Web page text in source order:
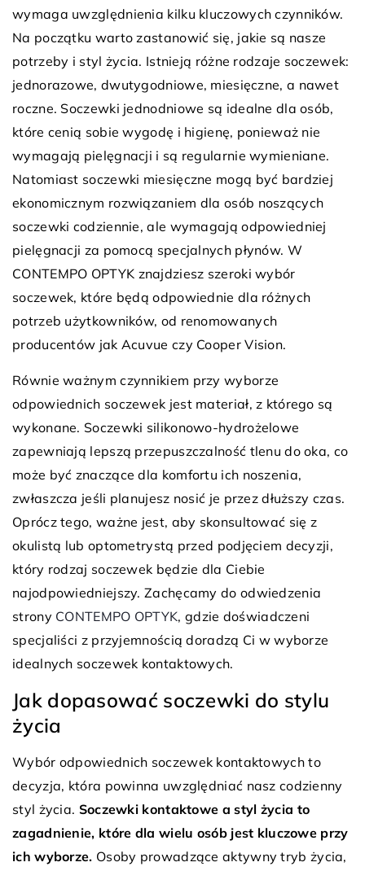
wymaga uwzględnienia kilku kluczowych czynników.
Na początku warto zastanowić się, jakie są nasze
potrzeby i styl życia. Istnieją różne rodzaje soczewek:
jednorazowe, dwutygodniowe, miesięczne, a nawet
roczne. Soczewki jednodniowe są idealne dla osób,
które cenią sobie wygodę i higienę, ponieważ nie
wymagają pielęgnacji i są regularnie wymieniane.
Natomiast soczewki miesięczne mogą być bardziej
ekonomicznym rozwiązaniem dla osób noszących
soczewki codziennie, ale wymagają odpowiedniej
pielęgnacji za pomocą specjalnych płynów. W
CONTEMPO OPTYK znajdziesz szeroki wybór
soczewek, które będą odpowiednie dla różnych
potrzeb użytkowników, od renomowanych
producentów jak Acuvue czy Cooper Vision.
Równie ważnym czynnikiem przy wyborze
odpowiednich soczewek jest materiał, z którego są
wykonane. Soczewki silikonowo-hydrożelowe
zapewniają lepszą przepuszczalność tlenu do oka, co
może być znaczące dla komfortu ich noszenia,
zwłaszcza jeśli planujesz nosić je przez dłuższy czas.
Oprócz tego, ważne jest, aby skonsultować się z
okulistą lub optometrystą przed podjęciem decyzji,
który rodzaj soczewek będzie dla Ciebie
najodpowiedniejszy. Zachęcamy do odwiedzenia
strony CONTEMPO OPTYK, gdzie doświadczeni
specjaliści z przyjemnością doradzą Ci w wyborze
idealnych soczewek kontaktowych.
Jak dopasować soczewki do stylu
życia
Wybór odpowiednich soczewek kontaktowych to
decyzja, która powinna uwzględniać nasz codzienny
styl życia. Soczewki kontaktowe a styl życia to
zagadnienie, które dla wielu osób jest kluczowe przy
ich wyborze. Osoby prowadzące aktywny tryb życia,